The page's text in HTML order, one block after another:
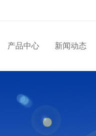
产品中心 新闻动态